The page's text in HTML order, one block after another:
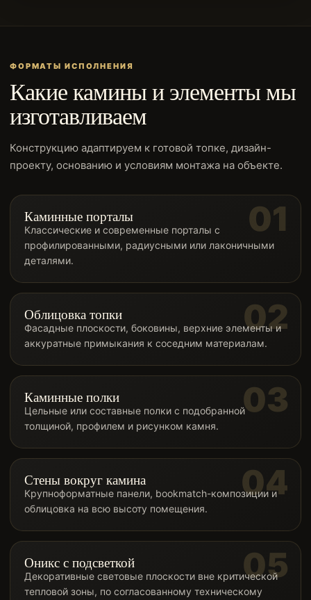
ФОРМАТЫ ИСПОЛНЕНИЯ
Какие камины и элементы мы
изготавливаем
Конструкцию адаптируем к готовой топке, дизайн-
проекту, основанию и условиям монтажа на объекте.
Каминные порталы
Классические и современные порталы с
профилированными, радиусными или лаконичными
деталями.
Облицовка топки
Фасадные плоскости, боковины, верхние элементы и
аккуратные примыкания к соседним материалам.
Каминные полки
Цельные или составные полки с подобранной
толщиной, профилем и рисунком камня.
Стены вокруг камина
Крупноформатные панели, bookmatch-композиции и
облицовка на всю высоту помещения.
Оникс с подсветкой
Декоративные световые плоскости вне критической
тепловой зоны, по согласованному техническому